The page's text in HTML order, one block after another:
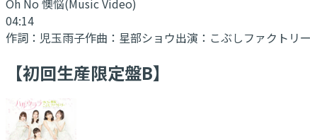
04:14
作詞： 児玉雨子作曲： 星部ショウ出演： こぶしファクトリー
【初回生産限定盤B】